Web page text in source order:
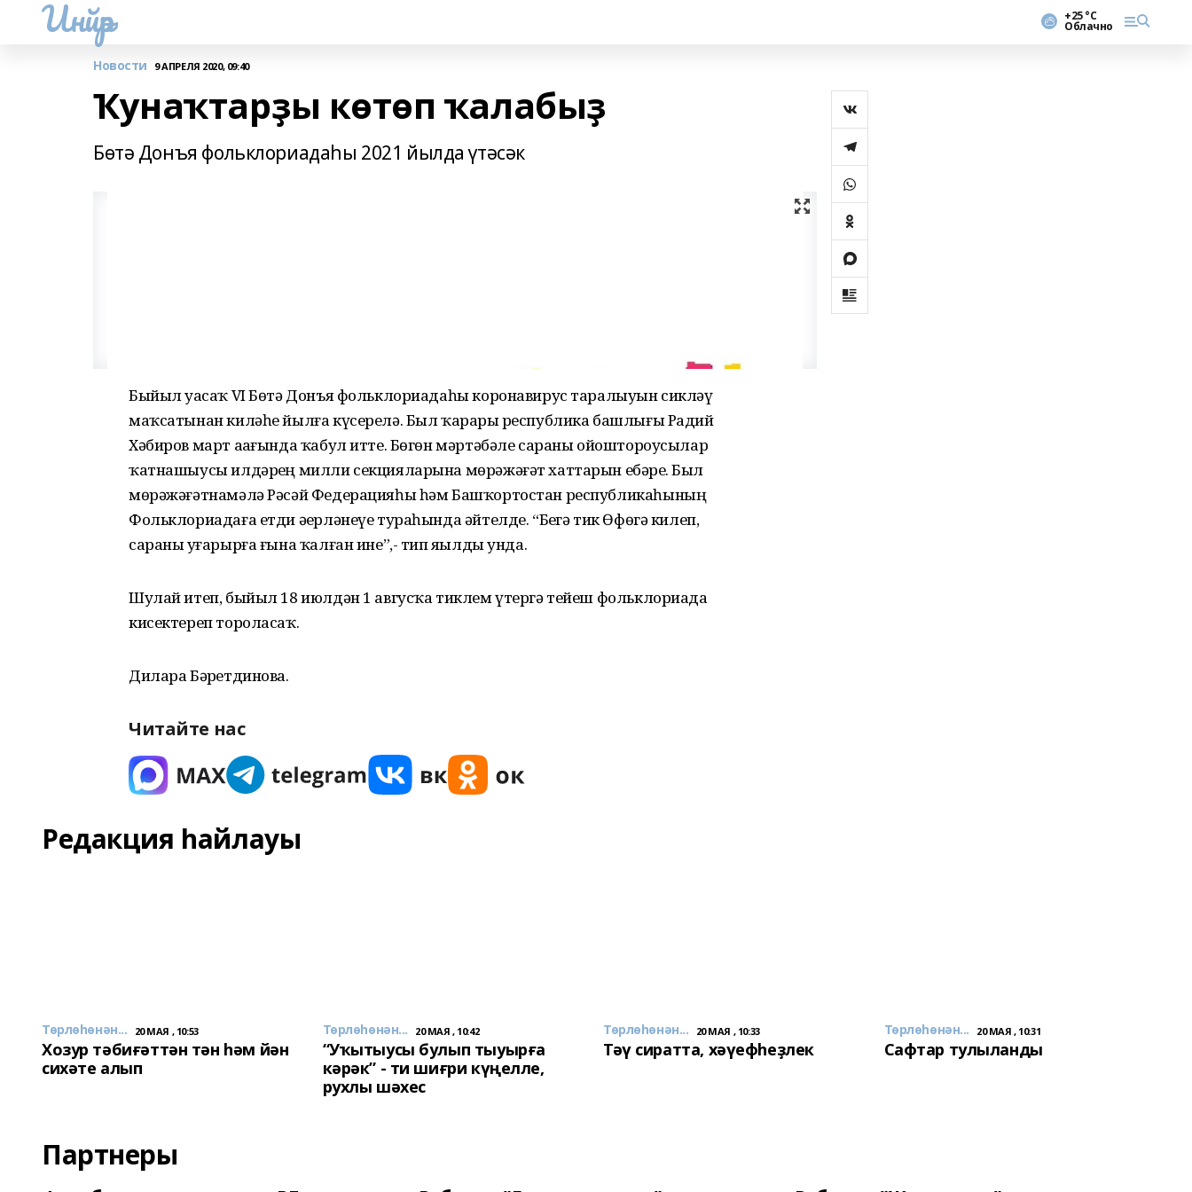
Инйәр +25 °С
Облачно
Новости 9 АПРЕЛЯ 2020, 09:40
Ҡунаҡтарҙы көтөп ҡалабыҙ
Бөтә Донъя фольклориадаһы 2021 йылда үтәсәк
Быйыл уҙасаҡ VI Бөтә Донъя фольклориадаһы коронавирус таралыуын сикләү
маҡсатынан киләһе йылға күсерелә. Был ҡарарҙы республика башлығы Радий
Хәбиров март аҙағында ҡабул итте. Бөгөн мәртәбәле сараны ойоштороусылар
ҡатнашыусы илдәрҙең милли секцияларына мөрәжәғәт хаттарын ебәрҙе. Был
мөрәжәғәтнамәлә Рәсәй Федерацияһы һәм Башҡортостан республикаһының
Фольклориадаға етди әҙерләнеүе тураһында әйтелде. “Беҙгә тик Өфөгә килеп,
сараны уҙғарырға ғына ҡалған ине”,- тип яҙылды унда.
Шулай итеп, быйыл 18 июлдән 1 авгусҡа тиклем үтергә тейеш фольклориада
кисектереп тороласаҡ.
Дилара Бәҙретдинова.
Читайте нас
Редакция һайлауы
Төрлөһөнән... 20 МАЯ , 10:53
Хозур тәбиғәттән тән һәм йән
сихәте алып
Төрлөһөнән... 20 МАЯ , 10:42
“Уҡытыусы булып тыуырға
кәрәк” - ти шиғри күңелле,
рухлы шәхес
Төрлөһөнән... 20 МАЯ , 10:33
Тәү сиратта, хәүефһеҙлек
Төрлөһөнән... 20 МАЯ , 10:31
Сафтар тулыланды
Партнеры